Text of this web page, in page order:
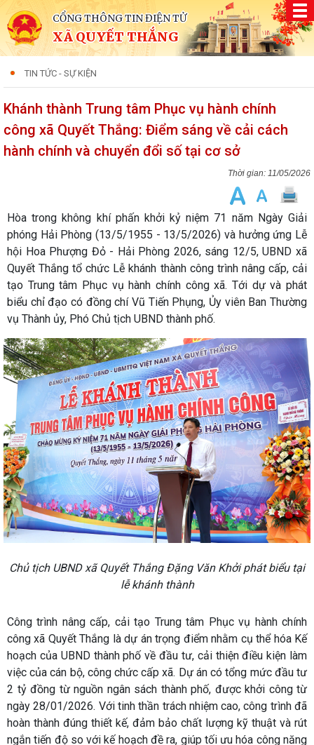
CỔNG THÔNG TIN ĐIỆN TỬ
XÃ QUYẾT THẮNG
TIN TỨC - SỰ KIỆN
Khánh thành Trung tâm Phục vụ hành chính
công xã Quyết Thắng: Điểm sáng về cải cách
hành chính và chuyển đổi số tại cơ sở
11/05/2026
Hòa trong không khí phấn khởi kỷ niệm 71 năm Ngày Giải
phóng Hải Phòng (13/5/1955 - 13/5/2026) và hưởng ứng Lễ
hội Hoa Phượng Đỏ - Hải Phòng 2026, sáng 12/5, UBND xã
Quyết Thắng tổ chức Lễ khánh thành công trình nâng cấp, cải
tạo Trung tâm Phục vụ hành chính công xã. Tới dự và phát
biểu chỉ đạo có đồng chí Vũ Tiến Phụng, Ủy viên Ban Thường
vụ Thành ủy, Phó Chủ tịch UBND thành phố.
Chủ tịch UBND xã Quyết Thắng Đặng Văn Khởi phát biểu tại
lễ khánh thành
Công trình nâng cấp, cải tạo Trung tâm Phục vụ hành chính
công xã Quyết Thắng là dự án trọng điểm nhằm cụ thể hóa Kế
hoạch của UBND thành phố về đầu tư, cải thiện điều kiện làm
việc của cán bộ, công chức cấp xã. Dự án có tổng mức đầu tư
2 tỷ đồng từ nguồn ngân sách thành phố, được khởi công từ
ngày 28/01/2026. Với tinh thần trách nhiệm cao, công trình đã
hoàn thành đúng thiết kế, đảm bảo chất lượng kỹ thuật và rút
ngắn tiến độ so với kế hoạch đề ra, giúp tối ưu hóa công năng